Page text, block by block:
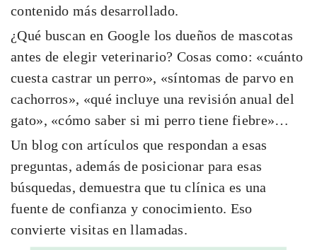
contenido más desarrollado.
¿Qué buscan en Google los dueños de mascotas
antes de elegir veterinario? Cosas como: «cuánto
cuesta castrar un perro», «síntomas de parvo en
cachorros», «qué incluye una revisión anual del
gato», «cómo saber si mi perro tiene fiebre»…
Un blog con artículos que respondan a esas
preguntas, además de posicionar para esas
búsquedas, demuestra que tu clínica es una
fuente de confianza y conocimiento. Eso
convierte visitas en llamadas.